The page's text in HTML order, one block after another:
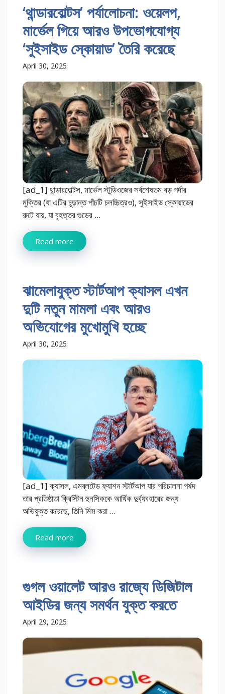
‘থান্ডারবোল্টস’ পর্যালোচনা: ওয়েলপ,
মার্ভেল গিয়ে আরও উপভোগযোগ্য
‘সুইসাইড স্কোয়াড’ তৈরি করেছে
April 30, 2025
[ad_1] থান্ডারবোল্টস, মার্ভেল স্টুডিওজের সর্বশেষতম বড় পর্দার
মুক্তির (যা এটির চূড়ান্ত পাঁচটি চলচ্চিত্রও), সুইসাইড স্কোয়াডের
রুটে যায়, যা বৃহত্তর গুডের ...
Read more
ঝামেলাযুক্ত স্টার্টআপ ক্যাসল এখন
দুটি নতুন মামলা এবং আরও
অভিযোগের মুখোমুখি হচ্ছে
April 30, 2025
[ad_1] ক্যাসল, এমব্লটেড ফ্যাশন স্টার্টআপ যার পরিচালনা পর্ষদ
তার প্রতিষ্ঠাতা ক্রিস্টিন হুনসিককে আর্থিক দুর্ব্যবহারের জন্য
অভিযুক্ত করেছে, তিনি মিস করা ...
Read more
গুগল ওয়ালেট আরও রাজ্যে ডিজিটাল
আইডির জন্য সমর্থন যুক্ত করতে
April 29, 2025